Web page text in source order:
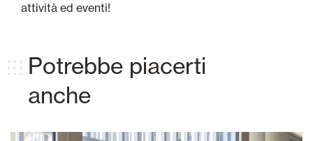
attività ed eventi!
Potrebbe piacerti
anche